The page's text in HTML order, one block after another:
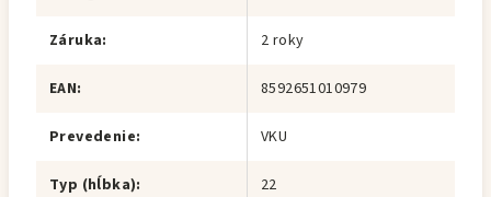
Záruka: 2 roky
EAN: 8592651010979
Prevedenie: VKU
Typ (hĺbka): 22